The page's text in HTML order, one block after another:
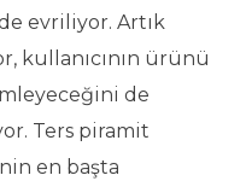
evriliyor. Artık
kullanıcının ürünü
de
Ters piramit
en başta